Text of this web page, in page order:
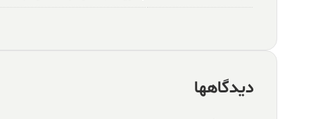
دیدگاهها